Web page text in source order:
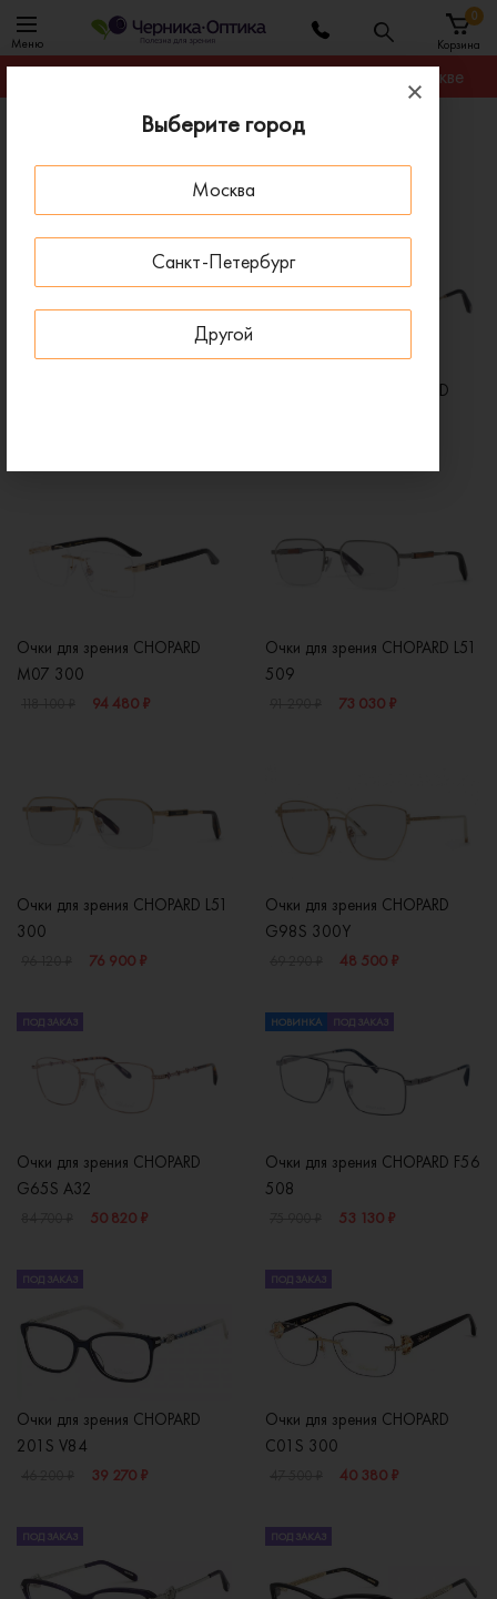
Выберите город
Москва
Санкт-Петербург
Другой
Меню Корзина
0
Гарантируем лучшую цену на любую оправу в Москве
Бренды Очки Chopard
Очки для зрения CHOPARD
Очки для зрения CHOPARD
M07 300
94 480 ₽
Очки для зрения CHOPARD L51
509
73 030 ₽
Очки для зрения CHOPARD L51
300
76 900 ₽
Очки для зрения CHOPARD
G98S 300Y
48 500 ₽
ПОД ЗАКАЗ
Очки для зрения CHOPARD
G65S A32
50 820 ₽
НОВИНКА ПОД ЗАКАЗ
Очки для зрения CHOPARD F56
508
53 130 ₽
ПОД ЗАКАЗ
Очки для зрения CHOPARD
201S V84
39 270 ₽
ПОД ЗАКАЗ
Очки для зрения CHOPARD
C01S 300
40 380 ₽
ПОД ЗАКАЗ ПОД ЗАКАЗ